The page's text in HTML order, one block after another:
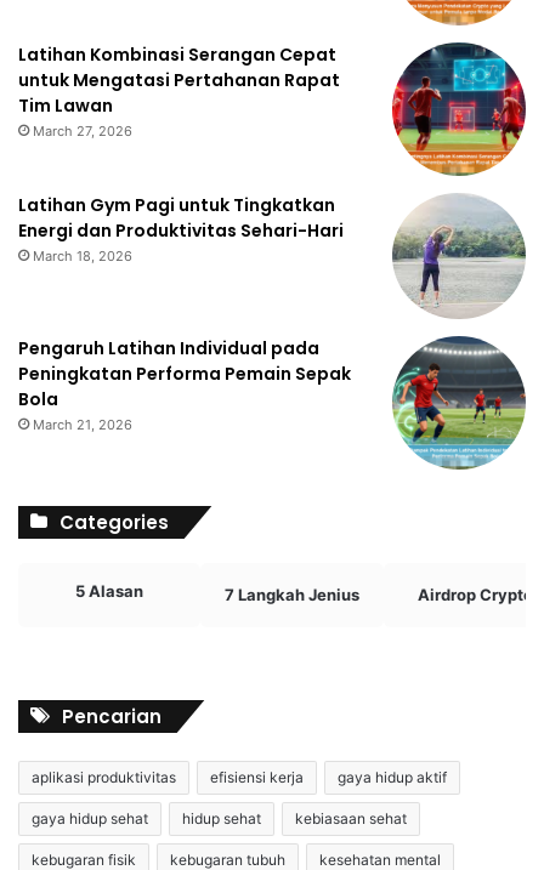
Latihan Kombinasi Serangan Cepat
untuk Mengatasi Pertahanan Rapat
Tim Lawan
March 27, 2026
Latihan Gym Pagi untuk Tingkatkan
Energi dan Produktivitas Sehari-Hari
March 18, 2026
Pengaruh Latihan Individual pada
Peningkatan Performa Pemain Sepak
Bola
March 21, 2026
Categories
5 Alasan 7 Langkah Jenius Airdrop Crypto
Pencarian
aplikasi produktivitas efisiensi kerja gaya hidup aktif
gaya hidup sehat hidup sehat kebiasaan sehat
kebugaran fisik kebugaran tubuh kesehatan mental